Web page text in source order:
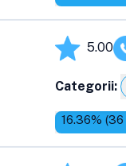
5.00
Categorii:
16.36% (36